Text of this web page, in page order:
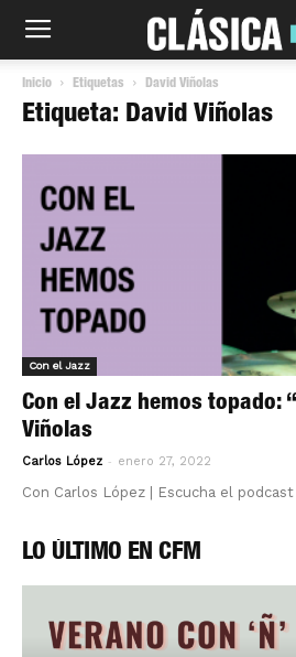
Inicio Etiquetas David Viñolas
Etiqueta: David Viñolas
Con el Jazz
Con el Jazz hemos topado:
Viñolas
Carlos López - enero 27, 2022
Con Carlos López | Escucha el
LO ÚLTIMO EN CFM